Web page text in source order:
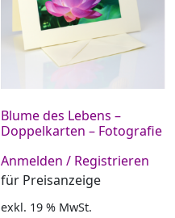
Blume des Lebens –
Doppelkarten – Fotografie
Anmelden / Registrieren
für Preisanzeige
exkl. 19 % MwSt.